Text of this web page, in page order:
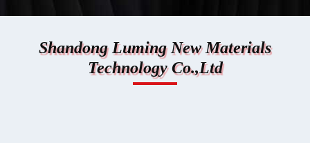
Shandong Luming New Materials
Technology Co.,Ltd